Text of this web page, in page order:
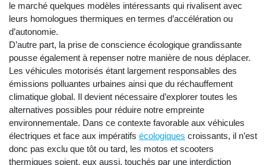
le marché quelques modèles intéressants qui rivalisent avec
leurs homologues thermiques en termes d’accélération ou
d’autonomie.
D’autre part, la prise de conscience écologique grandissante
pousse également à repenser notre manière de nous déplacer.
Les véhicules motorisés étant largement responsables des
émissions polluantes urbaines ainsi que du réchauffement
climatique global. Il devient nécessaire d’explorer toutes les
alternatives possibles pour réduire notre empreinte
environnementale. Dans ce contexte favorable aux véhicules
électriques et face aux impératifs écologiques croissants, il n’est
donc pas exclu que tôt ou tard, les motos et scooters
thermiques soient, eux aussi, touchés par une interdiction